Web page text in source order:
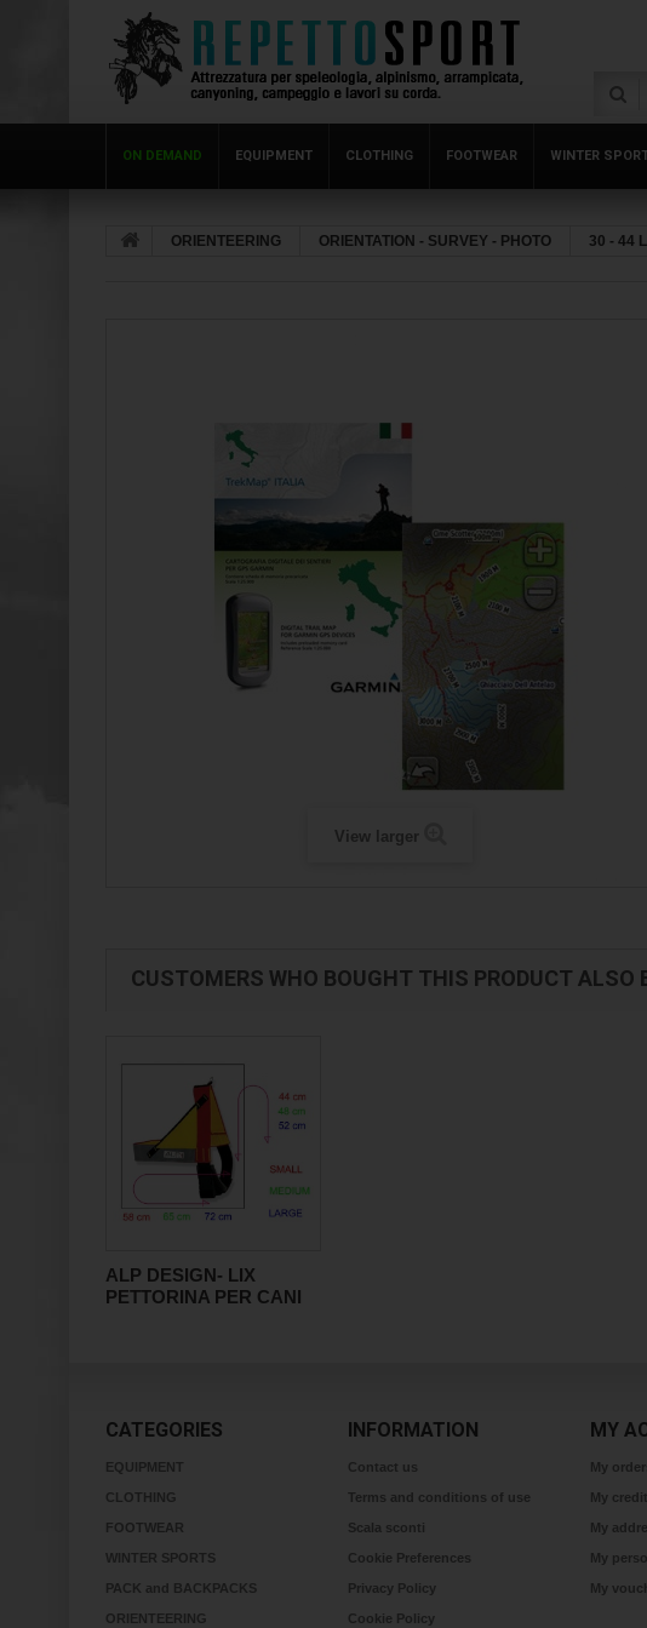
ON DEMAND EQUIPMENT CLOTHING FOOTWEAR WINTER
ORIENTEERING ORIENTATION - SURVEY - PHOTO 30 - 44
View larger
CUSTOMERS WHO BOUGHT THIS PRODUCT ALSO
ALP DESIGN- LIX
PETTORINA PER CANI
CATEGORIES
EQUIPMENT
CLOTHING
FOOTWEAR
WINTER SPORTS
PACK and BACKPACKS
ORIENTEERING
INFORMATION
Contact us
Terms and conditions of use
Scala sconti
Cookie Preferences
Privacy Policy
Cookie Policy
MY
My
My
My
My
My